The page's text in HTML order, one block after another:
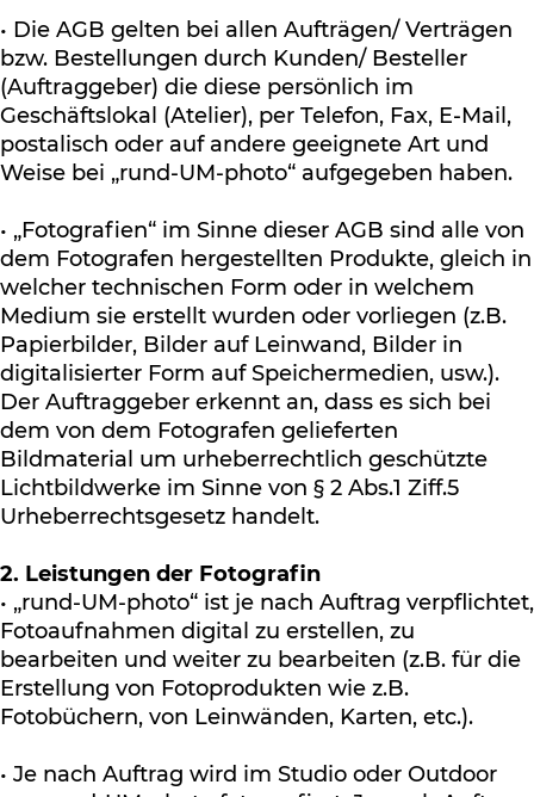
• Die AGB gelten bei allen Aufträgen/ Verträgen
bzw. Bestellungen durch Kunden/ Besteller
(Auftraggeber) die diese persönlich im
Geschäftslokal (Atelier), per Telefon, Fax, E-Mail,
postalisch oder auf andere geeignete Art und
Weise bei „rund-UM-photo“ aufgegeben haben.
• „Fotografien“ im Sinne dieser AGB sind alle von
dem Fotografen hergestellten Produkte, gleich in
welcher technischen Form oder in welchem
Medium sie erstellt wurden oder vorliegen (z.B.
Papierbilder, Bilder auf Leinwand, Bilder in
digitalisierter Form auf Speichermedien, usw.).
Der Auftraggeber erkennt an, dass es sich bei
dem von dem Fotografen gelieferten
Bildmaterial um urheberrechtlich geschützte
Lichtbildwerke im Sinne von § 2 Abs.1 Ziff.5
Urheberrechtsgesetz handelt.
2. Leistungen der Fotografin
• „rund-UM-photo“ ist je nach Auftrag verpflichtet,
Fotoaufnahmen digital zu erstellen, zu
bearbeiten und weiter zu bearbeiten (z.B. für die
Erstellung von Fotoprodukten wie z.B.
Fotobüchern, von Leinwänden, Karten, etc.).
• Je nach Auftrag wird im Studio oder Outdoor